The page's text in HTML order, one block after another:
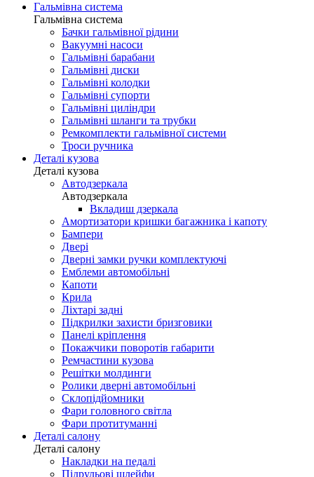
Гальмівна система
Гальмівна система
Бачки гальмівної рідини
Вакуумні насоси
Гальмівні барабани
Гальмівні диски
Гальмівні колодки
Гальмівні супорти
Гальмівні циліндри
Гальмівні шланги та трубки
Ремкомплекти гальмівної системи
Троси ручника
Деталі кузова
Деталі кузова
Автодзеркала
Автодзеркала
Вкладиш дзеркала
Амортизатори кришки багажника і капоту
Бампери
Двері
Дверні замки ручки комплектуючі
Емблеми автомобільні
Капоти
Крила
Ліхтарі задні
Підкрилки захисти бризговики
Панелі кріплення
Покажчики поворотів габарити
Ремчастини кузова
Решітки молдинги
Ролики дверні автомобільні
Склопідйомники
Фари головного світла
Фари протитуманні
Деталі салону
Деталі салону
Накладки на педалі
Підрульові шлейфи